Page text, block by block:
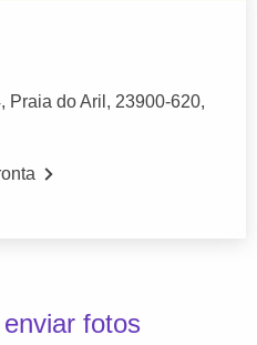
Praia do Aril, 23900-620,
fotos